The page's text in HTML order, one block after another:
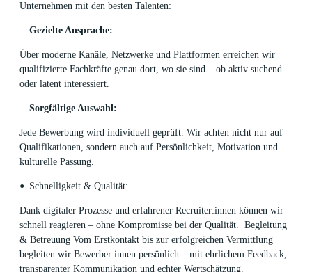
Unternehmen mit den besten Talenten:
Gezielte Ansprache:
Über moderne Kanäle, Netzwerke und Plattformen erreichen wir
qualifizierte Fachkräfte genau dort, wo sie sind – ob aktiv suchend
oder latent interessiert.
Sorgfältige Auswahl:
Jede Bewerbung wird individuell geprüft. Wir achten nicht nur auf
Qualifikationen, sondern auch auf Persönlichkeit, Motivation und
kulturelle Passung.
Schnelligkeit & Qualität:
Dank digitaler Prozesse und erfahrener Recruiter:innen können wir
schnell reagieren – ohne Kompromisse bei der Qualität. Begleitung
& Betreuung Vom Erstkontakt bis zur erfolgreichen Vermittlung
begleiten wir Bewerber:innen persönlich – mit ehrlichem Feedback,
transparenter Kommunikation und echter Wertschätzung.